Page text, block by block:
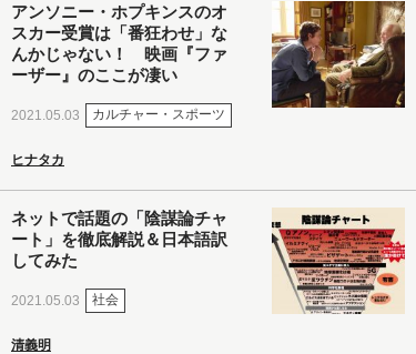
アンソニー・ホプキンスのオ
スカー受賞は「番狂わせ」な
んかじゃない！ 映画『ファ
ーザー』のここが凄い
2021.05.03 カルチャー・スポーツ
ヒナタカ
ネットで話題の「陰謀論チャ
ート」を徹底解説＆日本語訳
してみた
2021.05.03 社会
清義明